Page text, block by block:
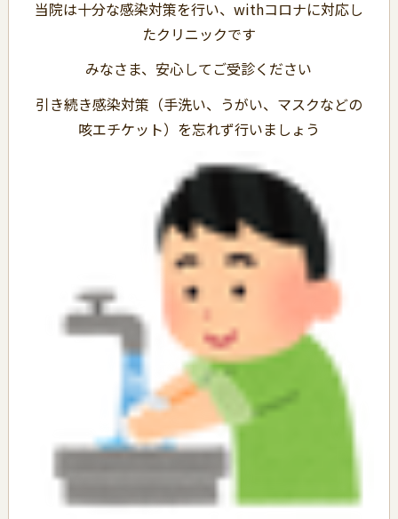
当院は十分な感染対策を行い、withコロナに対応し
たクリニックです
みなさま、安心してご受診ください
引き続き感染対策（手洗い、うがい、マスクなどの
咳エチケット）を忘れず行いましょう